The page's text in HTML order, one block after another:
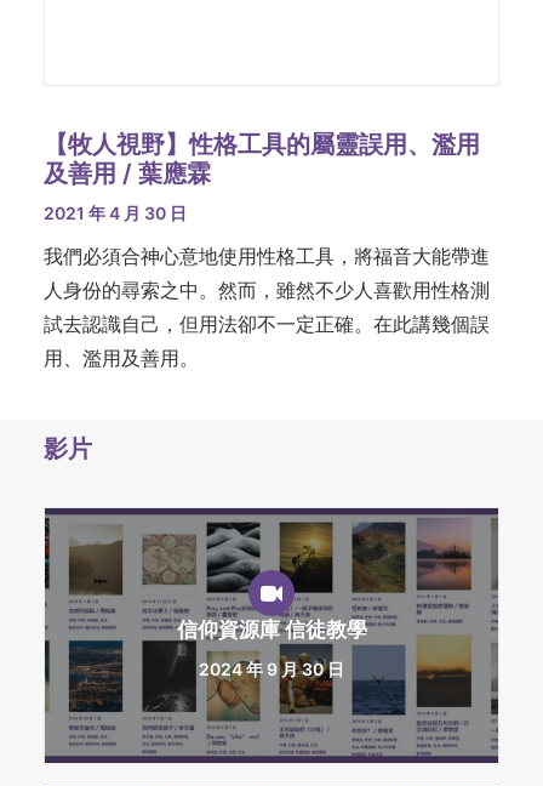
【牧人視野】性格工具的屬靈誤用、濫用
及善用 / 葉應霖
2021 年 4 月 30 日
我們必須合神心意地使用性格工具，將福音大能帶進
人身份的尋索之中。然而，雖然不少人喜歡用性格測
試去認識自己，但用法卻不一定正確。在此講幾個誤
用、濫用及善用。
影片
信仰資源庫 信徒教學
2024 年 9 月 30 日